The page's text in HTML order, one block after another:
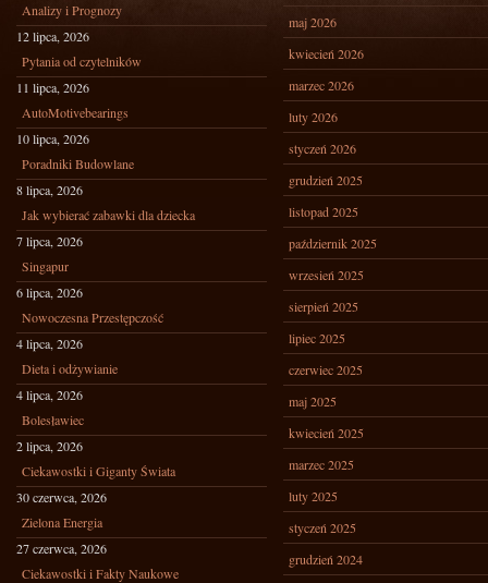
Analizy i Prognozy
12 lipca, 2026
Pytania od czytelników
11 lipca, 2026
AutoMotivebearings
10 lipca, 2026
Poradniki Budowlane
8 lipca, 2026
Jak wybierać zabawki dla dziecka
7 lipca, 2026
Singapur
6 lipca, 2026
Nowoczesna Przestępczość
4 lipca, 2026
Dieta i odżywianie
4 lipca, 2026
Bolesławiec
2 lipca, 2026
Ciekawostki i Giganty Świata
30 czerwca, 2026
Zielona Energia
27 czerwca, 2026
Ciekawostki i Fakty Naukowe
maj 2026
kwiecień 2026
marzec 2026
luty 2026
styczeń 2026
grudzień 2025
listopad 2025
październik 2025
wrzesień 2025
sierpień 2025
lipiec 2025
czerwiec 2025
maj 2025
kwiecień 2025
marzec 2025
luty 2025
styczeń 2025
grudzień 2024